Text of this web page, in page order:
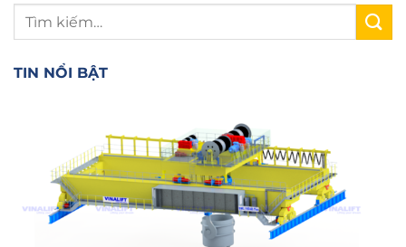
TIN NỔI BẬT